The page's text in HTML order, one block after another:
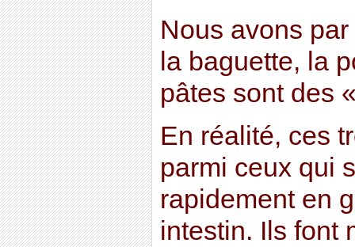
Nous avons
la baguette, la
pâtes sont des
En réalité, ces
parmi ceux qui
rapidement en
intestin. Ils font